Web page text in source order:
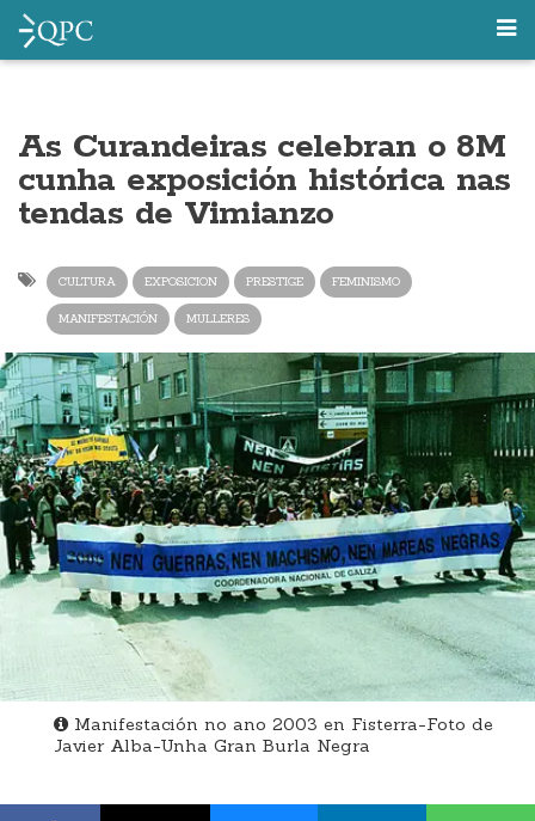
As Curandeiras celebran o 8M
cunha exposición histórica nas
tendas de Vimianzo
CULTURA EXPOSICION PRESTIGE FEMINISMO
MANIFESTACIÓN MULLERES
Manifestación no ano 2003 en Fisterra-Foto de
Javier Alba-Unha Gran Burla Negra